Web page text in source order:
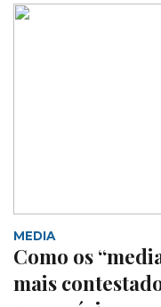
MEDIA
Como os
mais